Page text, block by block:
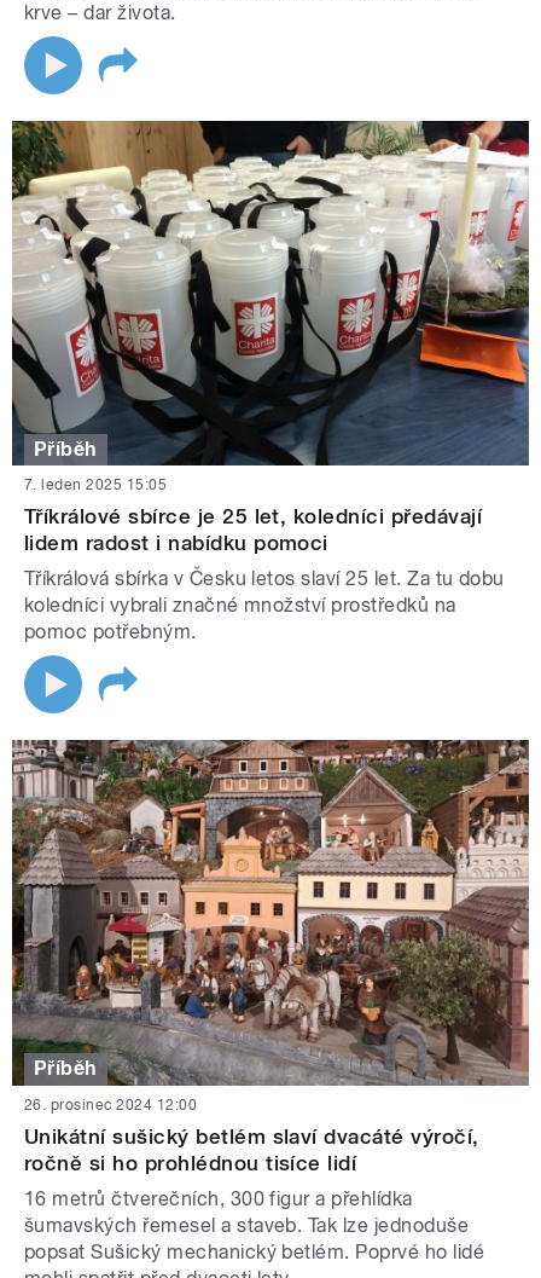
krve – dar života.
Příběh
7. leden 2025 15:05
Tříkrálové sbírce je 25 let, koledníci předávají
lidem radost i nabídku pomoci
Tříkrálová sbírka v Česku letos slaví 25 let. Za tu dobu
koledníci vybrali značné množství prostředků na
pomoc potřebným.
Příběh
26. prosinec 2024 12:00
Unikátní sušický betlém slaví dvacáté výročí,
ročně si ho prohlédnou tisíce lidí
16 metrů čtverečních, 300 figur a přehlídka
šumavských řemesel a staveb. Tak lze jednoduše
popsat Sušický mechanický betlém. Poprvé ho lidé